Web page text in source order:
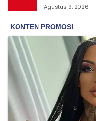
Agustus 9, 2026